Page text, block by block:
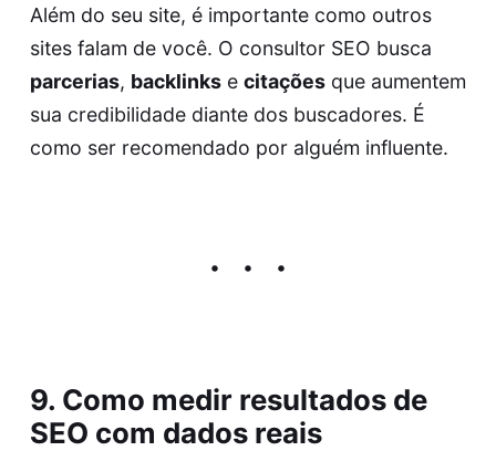
Além do seu site, é importante como outros
sites falam de você. O consultor SEO busca
parcerias, backlinkse citaçõesque aumentem
sua credibilidade diante dos buscadores. É
como ser recomendado por alguém influente.
9. Como medir resultados de
SEO com dados reais